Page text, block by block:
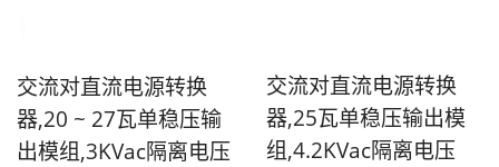
交流对直流电源转换
器,20 ~ 27瓦单稳压输
出模组,3KVac隔离电压
交流对直流电源转换
器,25瓦单稳压输出模
组,4.2KVac隔离电压